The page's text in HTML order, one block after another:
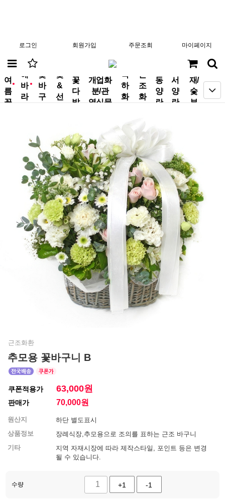
로그인 회원가입 주문조회 마이페이지
new
여
름
꽃
new
해
바
라
꽃
바
구
꽃
&
선
꽃
다
발
개업화
분/관
엽식물
축
하
화
근
조
화
동
양
란
서
양
란
분
재/
숯
부
근조화환
추모용 꽃바구니 B
쿠폰적용가 63,000원
판매가 70,000원
원산지
하단 별도표시
상품정보
장례식장,추모용으로 조의를 표하는 근조 바구니
기타
지역 자재시장에 따라 제작스타일, 포인트 등은 변경
될 수 있습니다.
수량 +1 -1